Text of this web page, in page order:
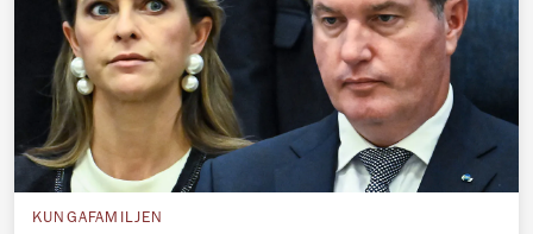
KUNGAFAMILJEN